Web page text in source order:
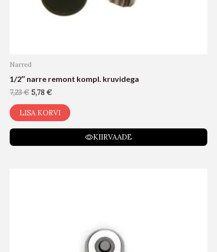
Narred
1/2″ narre remont kompl. kruvidega
7,23€ 5,78 €
LISA KORVI
KIIRVAADE